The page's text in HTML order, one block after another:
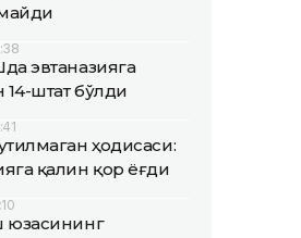
эвтаназияга
14-штат бўлди
ҳодисаси:
қалин қор ёғди
юзасининг